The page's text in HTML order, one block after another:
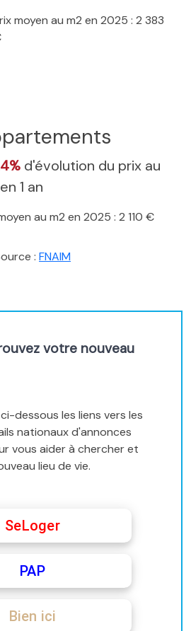
moyen au m2 en 2025 : 2 383
d'évolution du prix au
1 an
au m2 en 2025 : 2 110 €
: FNAIM
votre nouveau
dessous les liens vers les
nationaux d'annonces
vous aider à chercher et
lieu de vie.
SeLoger
PAP
Bien ici